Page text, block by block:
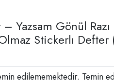
Yazsam Gönül
Stickerlı
edilememektedir. Temin